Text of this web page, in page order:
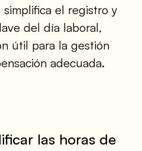
el registro y
del día laboral,
útil para la gestión
adecuada.
las horas de